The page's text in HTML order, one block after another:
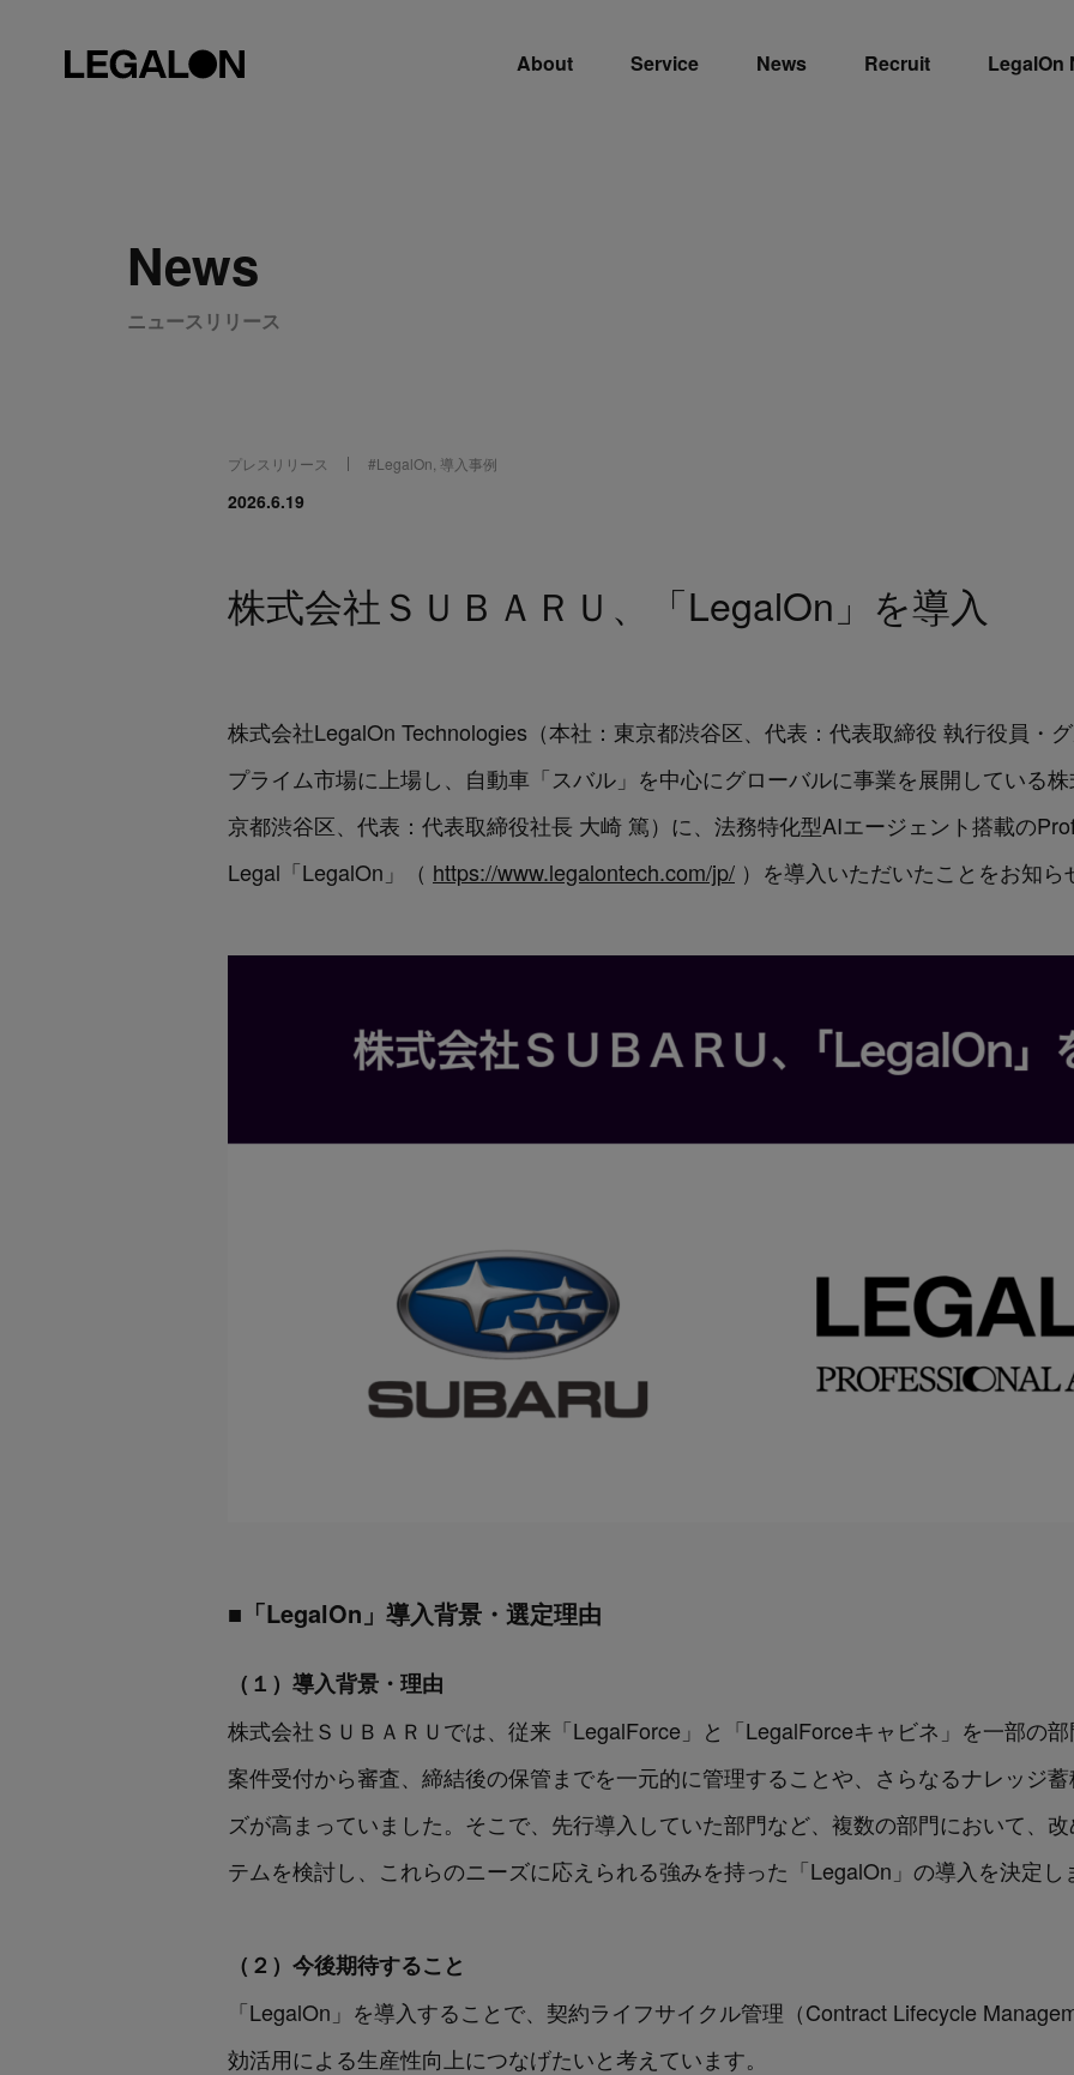
About Service News Recruit LegalOn
News
ニュースリリース
プレスリリース #LegalOn 導入事例
2026.6.19
株式会社ＳＵＢＡＲＵ、「LegalOn」を導入
株式会社LegalOn Technologies（本社：東京都渋谷区、代表：代表取締役 執行役員・
プライム市場に上場し、自動車「スバル」を中心にグローバルに事業を展開している
京都渋谷区、代表：代表取締役社長 大崎 篤）に、法務特化型AIエージェント搭載の
Legal「LegalOn」（ https://www.legalontech.com/jp/ ）を導入いただいたことをお知ら
■「LegalOn」導入背景・選定理由
（１）導入背景・理由
株式会社ＳＵＢＡＲＵでは、従来「LegalForce」と「LegalForceキャビネ」を一部の
案件受付から審査、締結後の保管までを一元的に管理することや、さらなるナレッジ
ズが高まっていました。そこで、先行導入していた部門など、複数の部門において、
テムを検討し、これらのニーズに応えられる強みを持った「LegalOn」の導入を決定し
（２）今後期待すること
「LegalOn」を導入することで、契約ライフサイクル管理（Contract Lifecycle
効活用による生産性向上につなげたいと考えています。